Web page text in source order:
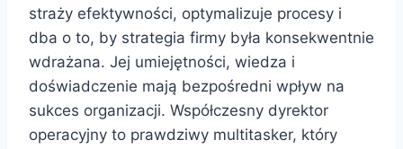
straży efektywności, optymalizuje procesy i
dba o to, by strategia firmy była konsekwentnie
wdrażana. Jej umiejętności, wiedza i
doświadczenie mają bezpośredni wpływ na
sukces organizacji. Współczesny dyrektor
operacyjny to prawdziwy multitasker, który